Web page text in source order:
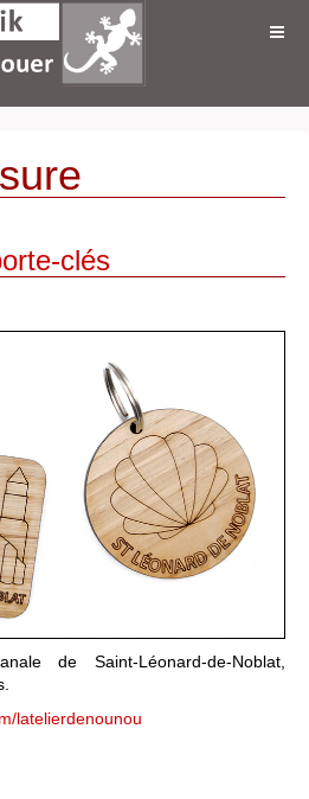
clés
de Saint-Léonard-de-Noblat,
latelierdenounou